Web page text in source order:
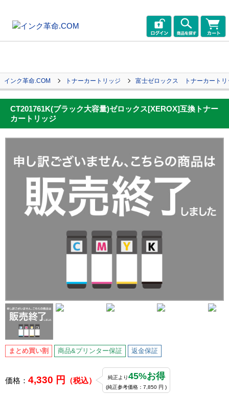
インク革命.COM トナーカートリッジ 富士ゼロックス トナーカートリ
CT201761K(ブラック大容量)ゼロックス[XEROX]互換トナー
カートリッジ
まとめ買い割 商品&プリンター保証 返金保証
価格： 4,330 円 （税込） 純正より45%お得
(純正参考価格：7,850 円 )